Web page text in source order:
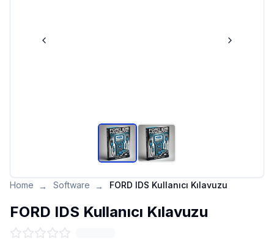
Home → Software → FORD IDS Kullanıcı Kılavuzu
FORD IDS Kullanıcı Kılavuzu